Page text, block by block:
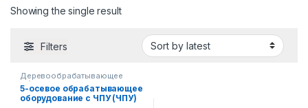
Showing the single result
Filters
Деревообрабатывающее
оборудование
5-осевое обрабатывающее
оборудование с ЧПУ (ЧПУ)